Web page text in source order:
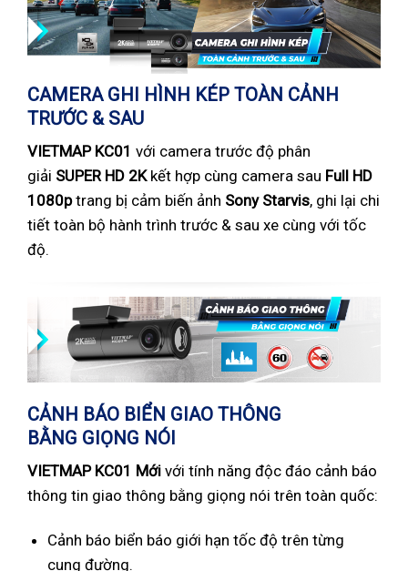
CAMERA GHI HÌNH KÉP TOÀN CẢNH
TRƯỚC & SAU
VIETMAP KC01 với camera trước độ phân
giải SUPER HD 2Kkết hợp cùng camera sau Full HD
1080ptrang bị cảm biến ảnh Sony Starvis, ghi lại chi
tiết toàn bộ hành trình trước & sau xe cùng với tốc
độ.
CẢNH BÁO BIỂN GIAO THÔNG
BẰNG GIỌNG NÓI
VIETMAP KC01 Mới với tính năng độc đáo cảnh báo
thông tin giao thông bằng giọng nói trên toàn quốc:
Cảnh báo biển báo giới hạn tốc độ trên từng
cung đường.